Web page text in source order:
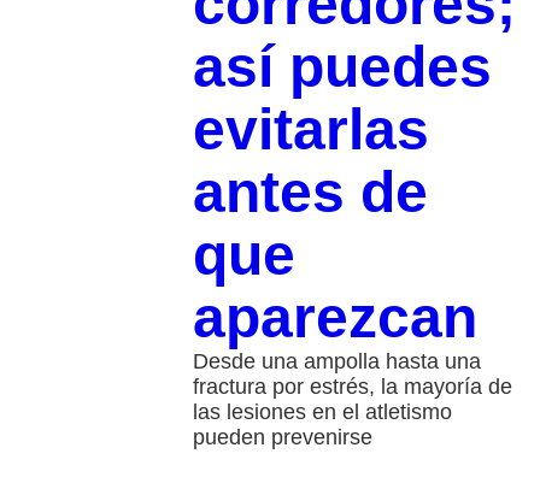
así puedes
evitarlas
antes de
que
aparezcan
Desde una ampolla hasta una
fractura por estrés, la mayoría de
las lesiones en el atletismo
pueden prevenirse